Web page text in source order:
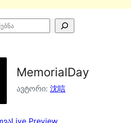
MemorialDay
ავტორი: 沈唁
Live Preview